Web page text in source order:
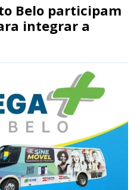
Belo participam
integrar a